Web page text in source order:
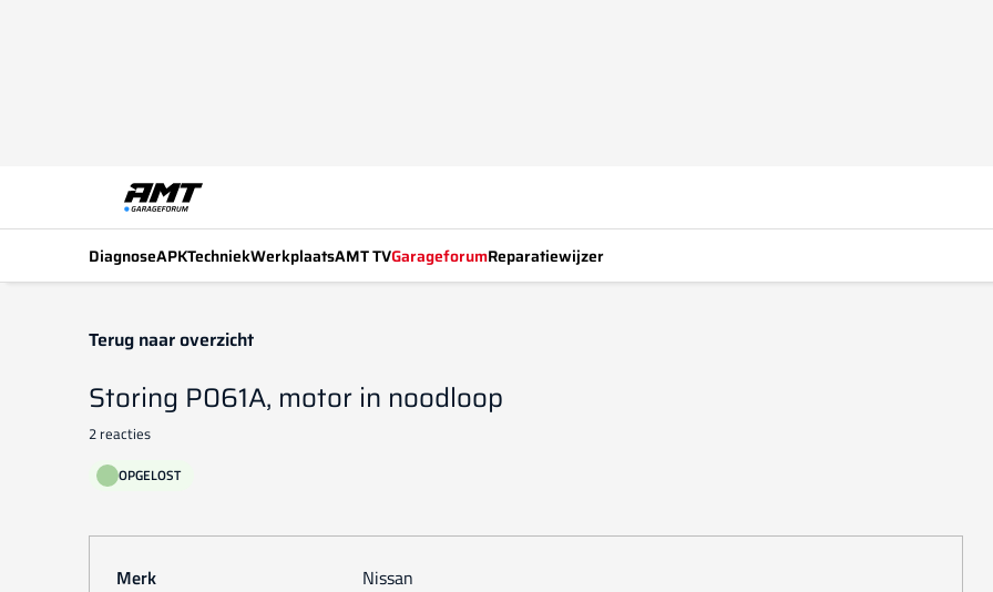
DiagnoseAPKTechniekWerkplaatsAMT TVGarageforumReparatiewijzer
Terug naar overzicht
Storing P061A, motor in noodloop
2 reacties
OPGELOST
Merk
Nissan